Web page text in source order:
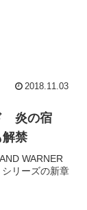
2018.11.03
炎の宿
解禁
WARNER
リーズの新章